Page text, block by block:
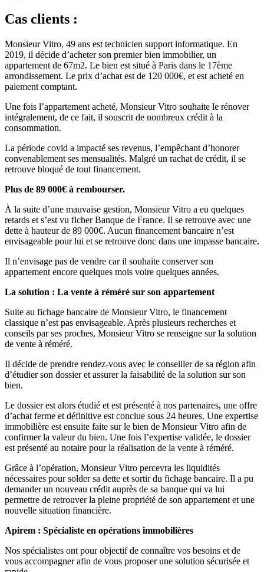
Cas clients :
Monsieur Vitro, 49 ans est technicien support informatique. En
2019, il décide d’acheter son premier bien immobilier, un
appartement de 67m2. Le bien est situé à Paris dans le 17ème
arrondissement. Le prix d’achat est de 120 000€, et est acheté en
paiement comptant.
Une fois l’appartement acheté, Monsieur Vitro souhaite le rénover
intégralement, de ce fait, il souscrit de nombreux crédit à la
consommation.
La période covid a impacté ses revenus, l’empêchant d’honorer
convenablement ses mensualités. Malgré un rachat de crédit, il se
retrouve bloqué de tout financement.
Plus de 89 000€ à rembourser.
À la suite d’une mauvaise gestion, Monsieur Vitro a eu quelques
retards et s’est vu ficher Banque de France. Il se retrouve avec une
dette à hauteur de 89 000€. Aucun financement bancaire n’est
envisageable pour lui et se retrouve donc dans une impasse bancaire.
Il n’envisage pas de vendre car il souhaite conserver son
appartement encore quelques mois voire quelques années.
La solution : La vente à réméré sur son appartement
Suite au fichage bancaire de Monsieur Vitro, le financement
classique n’est pas envisageable. Après plusieurs recherches et
conseils par ses proches, Monsieur Vitro se renseigne sur la solution
de vente à réméré.
Il décide de prendre rendez-vous avec le conseiller de sa région afin
d’étudier son dossier et assurer la faisabilité de la solution sur son
bien.
Le dossier est alors étudié et est présenté à nos partenaires, une offre
d’achat ferme et définitive est conclue sous 24 heures. Une expertise
immobilière est ensuite faite sur le bien de Monsieur Vitro afin de
confirmer la valeur du bien. Une fois l’expertise validée, le dossier
est présenté au notaire pour la réalisation de la vente à réméré.
Grâce à l’opération, Monsieur Vitro percevra les liquidités
nécessaires pour solder sa dette et sortir du fichage bancaire. Il a pu
demander un nouveau crédit auprès de sa banque qui va lui
permettre de retrouver la pleine propriété de son appartement et une
nouvelle situation financière.
Apirem : Spécialiste en opérations immobilières
Nos spécialistes ont pour objectif de connaître vos besoins et de
vous accompagner afin de vous proposer une solution sécurisée et